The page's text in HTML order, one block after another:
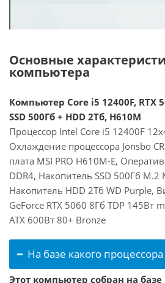
Основные
компьютера
Компьютер Core i5 12400F, RTX
SSD 500Гб + HDD 2Тб, H610M
Процессор Intel Core i5 12400F
Охлаждение процессора Jonsbo
плата MSI PRO H610M-E,
DDR4, Накопитель SSD 500Гб M.2
Накопитель HDD 2Тб WD Purple,
GeForce RTX 5060 8Гб TDP 145Вт
ATX 600Вт 80+ Bronze
На базе какого
Этот компьютер собран на